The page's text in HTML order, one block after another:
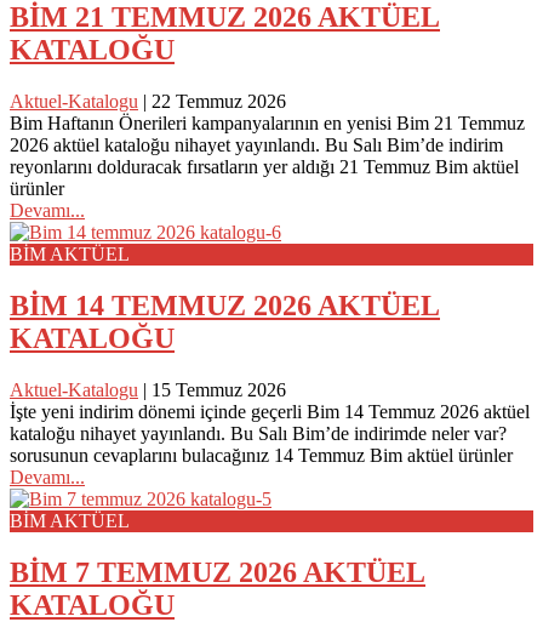
BİM 21 TEMMUZ 2026 AKTÜEL
KATALOĞU
Aktuel-Katalogu | 22 Temmuz 2026
Bim Haftanın Önerileri kampanyalarının en yenisi Bim 21 Temmuz
2026 aktüel kataloğu nihayet yayınlandı. Bu Salı Bim’de indirim
reyonlarını dolduracak fırsatların yer aldığı 21 Temmuz Bim aktüel
ürünler
Devamı...
BİM AKTÜEL
BİM 14 TEMMUZ 2026 AKTÜEL
KATALOĞU
Aktuel-Katalogu | 15 Temmuz 2026
İşte yeni indirim dönemi içinde geçerli Bim 14 Temmuz 2026 aktüel
kataloğu nihayet yayınlandı. Bu Salı Bim’de indirimde neler var?
sorusunun cevaplarını bulacağınız 14 Temmuz Bim aktüel ürünler
Devamı...
BİM AKTÜEL
BİM 7 TEMMUZ 2026 AKTÜEL
KATALOĞU